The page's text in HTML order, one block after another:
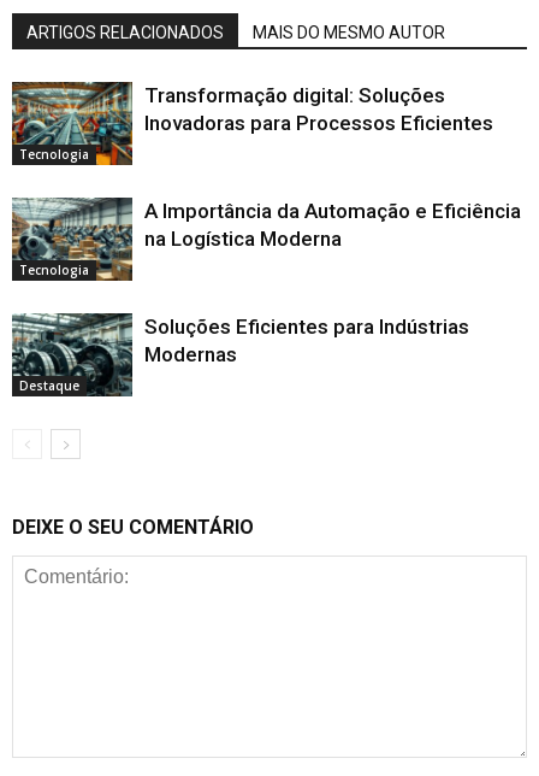
ARTIGOS RELACIONADOS MAIS DO MESMO AUTOR
Tecnologia
Transformação digital: Soluções
Inovadoras para Processos Eficientes
Tecnologia
A Importância da Automação e Eficiência
na Logística Moderna
Destaque
Soluções Eficientes para Indústrias
Modernas
DEIXE O SEU COMENTÁRIO